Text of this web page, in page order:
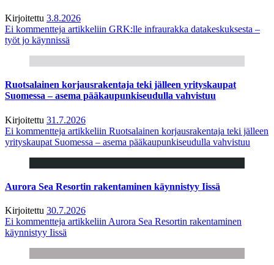
Kirjoitettu 3.8.2026
Ei kommentteja artikkeliin GRK:lle infraurakka datakeskuksesta –
työt jo käynnissä
Ruotsalainen korjausrakentaja teki jälleen yrityskaupat
Suomessa – asema pääkaupunkiseudulla vahvistuu
Kirjoitettu 31.7.2026
Ei kommentteja artikkeliin Ruotsalainen korjausrakentaja teki jälleen
yrityskaupat Suomessa – asema pääkaupunkiseudulla vahvistuu
Aurora Sea Resortin rakentaminen käynnistyy Iissä
Kirjoitettu 30.7.2026
Ei kommentteja artikkeliin Aurora Sea Resortin rakentaminen
käynnistyy Iissä